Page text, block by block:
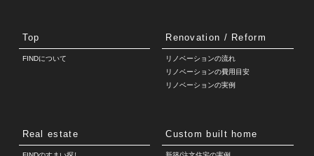
Top
FINDについて
Renovation / Reform
リノベーションの流れ
リノベーションの費用目安
リノベーションの実例
Real estate Custom built home